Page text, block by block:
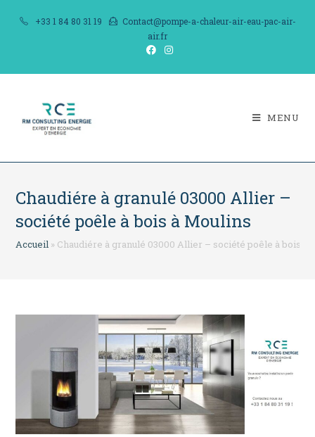
+33 1 84 80 31 19
Contact@pompe-a-chaleur-air-eau-pac-air-
air.fr
MENU
Chaudiére à granulé 03000 Allier –
société poêle à bois à Moulins
Accueil » Chaudiére à granulé 03000 Allier – société poêle à bois à